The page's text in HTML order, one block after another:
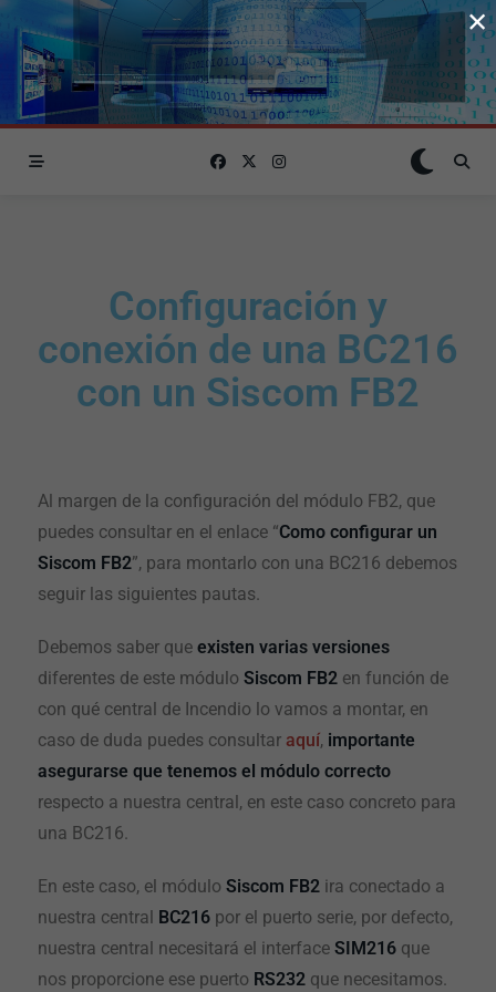
Configuración y
conexión de una BC216
con un Siscom FB2
Al margen de la configuración del módulo FB2, que
puedes consultar en el enlace “Como configurar un
Siscom FB2”, para montarlo con una BC216 debemos
seguir las siguientes pautas.
Debemos saber que existen varias versiones
diferentes de este módulo Siscom FB2 en función de
con qué central de Incendio lo vamos a montar, en
caso de duda puedes consultar aquí, importante
asegurarse que tenemos el módulo correcto
respecto a nuestra central, en este caso concreto para
una BC216.
En este caso, el módulo Siscom FB2 ira conectado a
nuestra central BC216 por el puerto serie, por defecto,
nuestra central necesitará el interface SIM216 que
nos proporcione ese puerto RS232 que necesitamos.
×